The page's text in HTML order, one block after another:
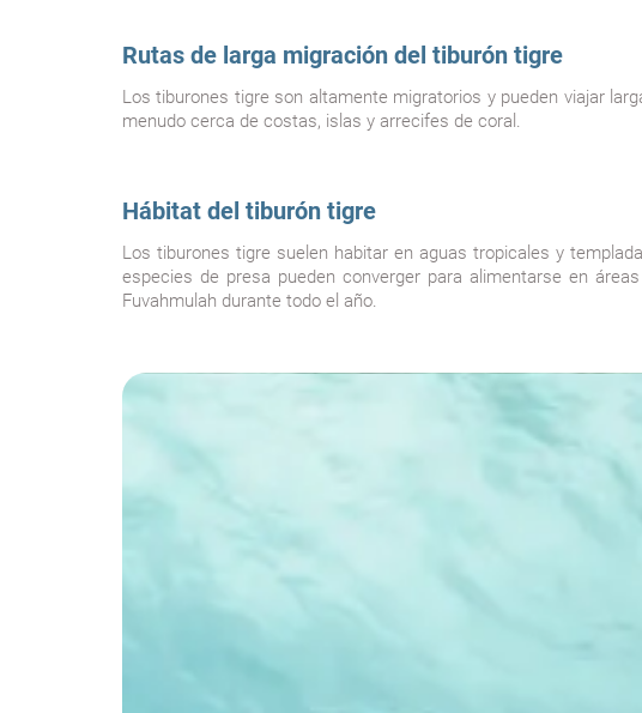
Rutas de larga migración del tiburón tigre
Los tiburones tigre son altamente migratorios y pueden viajar
menudo cerca de costas, islas y arrecifes de coral.
Hábitat del tiburón tigre
Los tiburones tigre suelen habitar en aguas tropicales y
especies de presa pueden converger para alimentarse en
Fuvahmulah durante todo el año.